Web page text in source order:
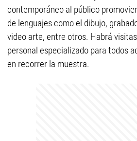
contemporáneo al público
de lenguajes como el dibujo,
video arte, entre otros. Habrá
personal especializado para todos
en recorrer la muestra.